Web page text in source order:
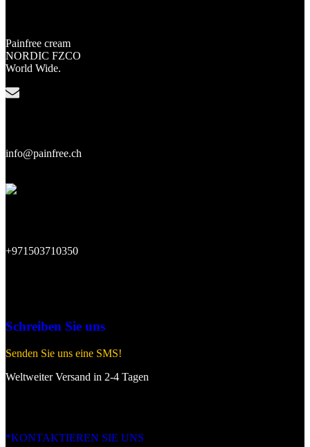
Painfree cream
NORDIC FZCO
World Wide.
info@painfree.ch
+971503710350
Schreiben Sie uns
Senden Sie uns eine SMS!
Weltweiter Versand in 2-4 Tagen
*KONTAKTIEREN SIE UNS